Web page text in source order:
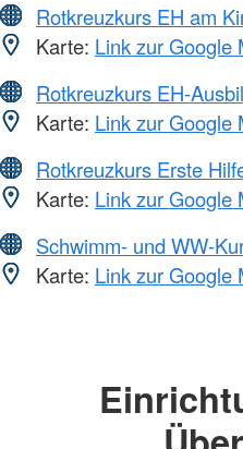
Rotkreuzkurs EH am
Karte: Link zur Google
Rotkreuzkurs EH-
Karte: Link zur Google
Rotkreuzkurs Erste
Karte: Link zur Google
Schwimm- und WW-
Karte: Link zur Google